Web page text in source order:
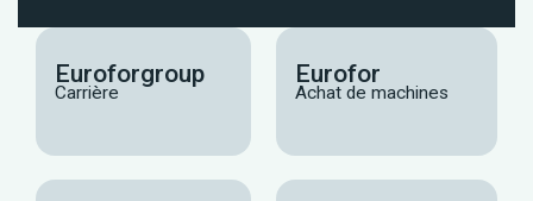
Euroforgroup
Carrière
Eurofor
Achat de machines